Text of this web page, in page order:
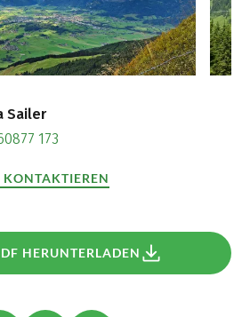
Sailer
173
KONTAKTIEREN
HERUNTERLADEN